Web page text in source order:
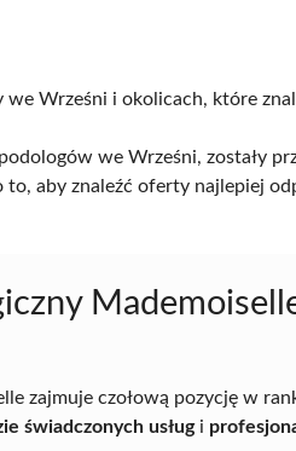
Wrześni i okolicach, które
we Wrześni, zostały
to, aby znaleźć oferty najlepiej
zajmuje czołową pozycję w
świadczonych usługi